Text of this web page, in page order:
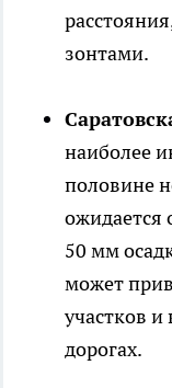
зонтами.
наиболее
половине
ожидается
50 мм
может
участков
дорогах.